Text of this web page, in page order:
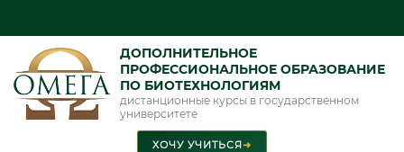
ДОПОЛНИТЕЛЬНОЕ
ПРОФЕССИОНАЛЬНОЕ ОБРАЗОВАНИЕ
ПО БИОТЕХНОЛОГИЯМ
дистанционные курсы в государственном
университете
ХОЧУ УЧИТЬСЯ➜